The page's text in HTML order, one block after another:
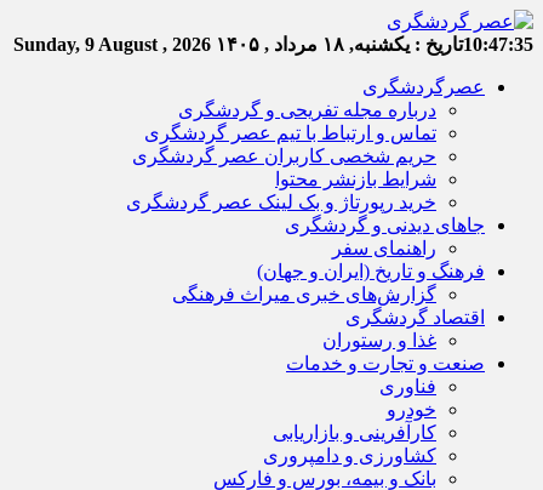
10:47:36تاریخ : یکشنبه, ۱۸ مرداد , ۱۴۰۵ Sunday, 9 August , 2026
عصرگردشگری
درباره مجله تفریحی و گردشگری
تماس و ارتباط با تیم عصر گردشگری
حریم شخصی کاربران عصر گردشگری
شرایط بازنشر محتوا
خرید رپورتاژ و بک لینک عصر گردشگری
جاهای دیدنی و گردشگری
راهنمای سفر
فرهنگ و تاریخ (ایران و جهان)
گزارش‌های خبری میراث فرهنگی
اقتصاد گردشگری
غذا و رستوران
صنعت و تجارت و خدمات
فناوری
خودرو
کارآفرینی و بازاریابی
کشاورزی و دامپروری
بانک و بیمه، بورس و فارکس